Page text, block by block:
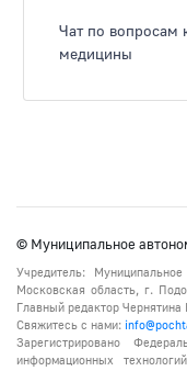
Чат по вопросам
медицины
© Муниципальное
Учредитель:
Московская область, г.
Главный редактор Чернятина
Свяжитесь с нами:
Зарегистрировано
информационных